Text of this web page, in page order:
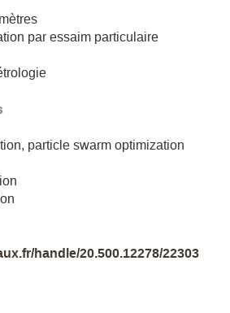
par essaim particulaire
particle swarm optimization
handle/20.500.12278/22303